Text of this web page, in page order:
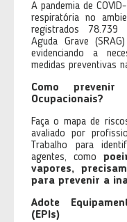
A pandemia de
respiratória no
registrados 78.739
Aguda Grave
evidenciando a
medidas preventivas
Como prevenir
Ocupacionais?
Faça o mapa de
avaliado por
Trabalho para
agentes, como
vapores,
para prevenir a
Adote
(EPIs)